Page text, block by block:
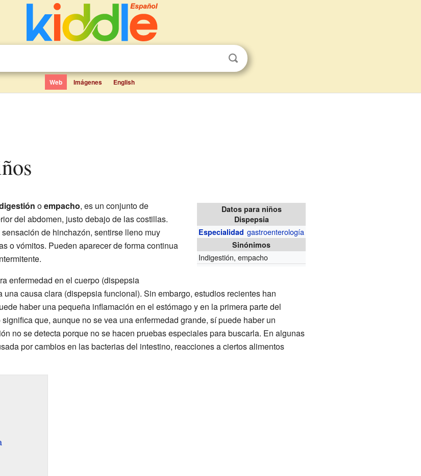
Web Imágenes English
Datos para niños
Dispepsia
Especialidad gastroenterología
Sinónimos
Indigestión, empacho
oempacho, es un conjunto de
del abdomen, justo debajo de las costillas.
de hinchazón, sentirse lleno muy
o vómitos. Pueden aparecer de forma continua
enfermedad en el cuerpo (dispepsia
causa clara (dispepsia funcional). Sin embargo, estudios recientes han
haber una pequeña inflamación en el estómago y en la primera parte del
que, aunque no se vea una enfermedad grande, sí puede haber un
no se detecta porque no se hacen pruebas especiales para buscarla. En algunas
por cambios en las bacterias del intestino, reacciones a ciertos alimentos